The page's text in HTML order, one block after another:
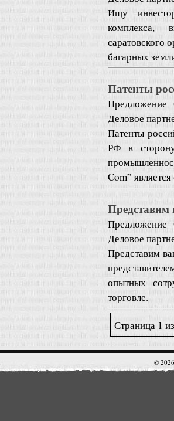
Ищу
комплекса,
саратовского
багарных
Патенты
Предложение
Деловое
Патенты
РФ в
Com”
Представим
Предложение
Деловое
Представим
опытных
торговле.
Страница 1
©